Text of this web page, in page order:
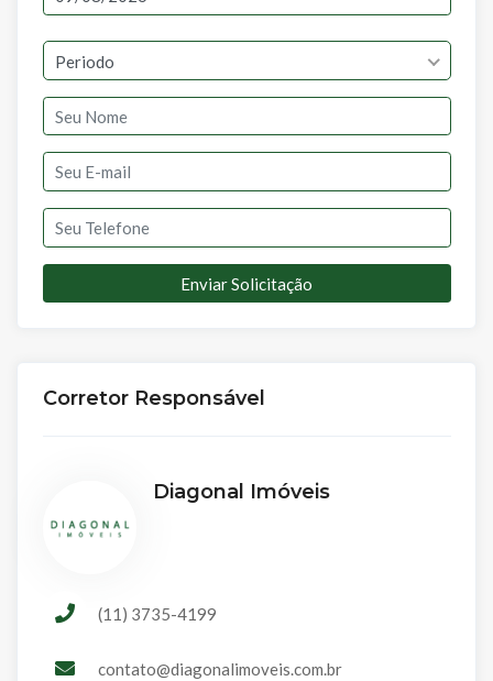
Periodo
Enviar Solicitação
Corretor Responsável
Diagonal Imóveis
(11) 3735-4199
contato@diagonalimoveis.com.br